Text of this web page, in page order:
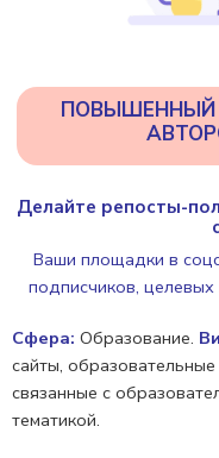
ПОВЫШЕННЫЙ
Делайте репосты-
Ваши площадки в
подписчиков,
Сфера: Образование.
сайты,
связанные с
тематикой.